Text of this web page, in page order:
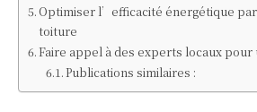
Optimiser l’efficacité énergétique
toiture
Faire appel à des experts locaux
Publications similaires :